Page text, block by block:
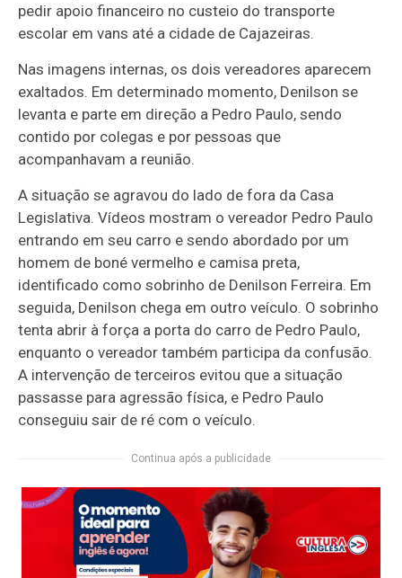
pedir apoio financeiro no custeio do transporte
escolar em vans até a cidade de Cajazeiras.
Nas imagens internas, os dois vereadores aparecem
exaltados. Em determinado momento, Denilson se
levanta e parte em direção a Pedro Paulo, sendo
contido por colegas e por pessoas que
acompanhavam a reunião.
A situação se agravou do lado de fora da Casa
Legislativa. Vídeos mostram o vereador Pedro Paulo
entrando em seu carro e sendo abordado por um
homem de boné vermelho e camisa preta,
identificado como sobrinho de Denilson Ferreira. Em
seguida, Denilson chega em outro veículo. O sobrinho
tenta abrir à força a porta do carro de Pedro Paulo,
enquanto o vereador também participa da confusão.
A intervenção de terceiros evitou que a situação
passasse para agressão física, e Pedro Paulo
conseguiu sair de ré com o veículo.
Continua após a publicidade